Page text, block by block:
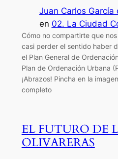
Juan Carlos García
en 02. La Ciudad
Cómo no compartirte que
casi perder el sentido haber
el Plan General de
Plan de Ordenación Urbana
¡Abrazos! Pincha en la
completo
EL FUTURO DE
OLIVARERAS